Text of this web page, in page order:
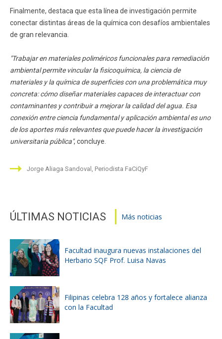
Finalmente, destaca que esta línea de investigación permite
conectar distintas áreas de la química con desafíos ambientales
de gran relevancia.
"Trabajar en materiales poliméricos funcionales para remediación
ambiental permite vincular la fisicoquímica, la ciencia de
materiales y la química de superficies con una problemática muy
concreta: cómo diseñar materiales capaces de interactuar con
contaminantes y contribuir a mejorar la calidad del agua. Esa
conexión entre ciencia fundamental y aplicación ambiental es uno
de los aportes más relevantes que puede hacer la investigación
universitaria pública", concluye.
Jorge Aliaga Sandoval, Periodista FaCiQyF
ÚLTIMAS NOTICIAS Más noticias
Facultad inaugura nuevas instalaciones del
Herbario SQF Prof. Luisa Navas
Filipinas celebra 128 años y fortalece alianza
con la Facultad